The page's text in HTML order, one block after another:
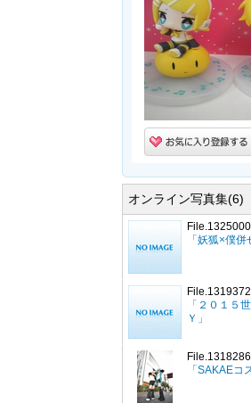
オンライン写真集(6)
File.1325000
「妖狐×僕併
File.1319372
「２０１５
Ｙ」
File.1318286
「SAKAEコ